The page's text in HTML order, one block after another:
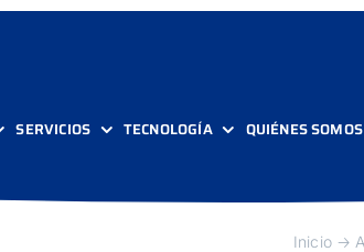
SERVICIOS TECNOLOGÍA QUIÉNES SOMOS
Inicio